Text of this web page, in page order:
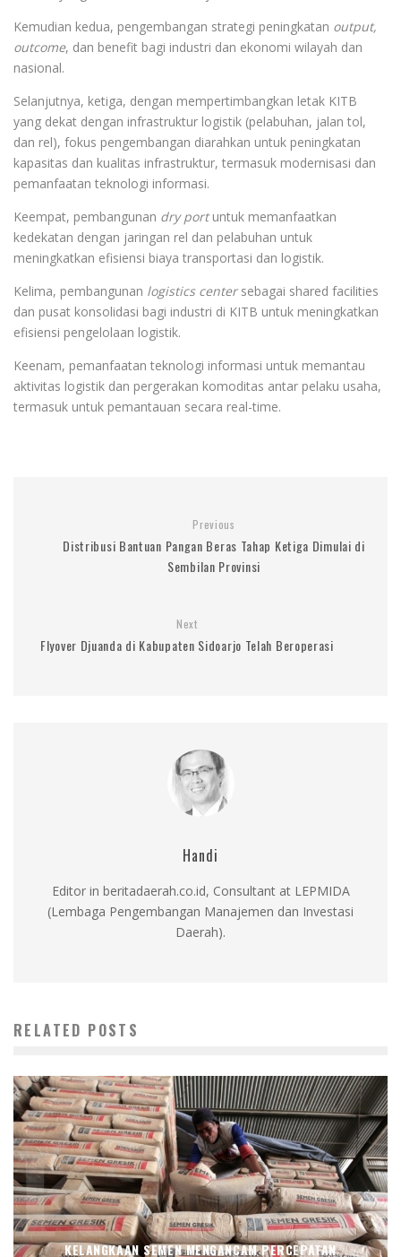
Kemudian kedua, pengembangan strategi peningkatan output,
outcome, dan benefit bagi industri dan ekonomi wilayah dan
nasional.
Selanjutnya, ketiga, dengan mempertimbangkan letak KITB
yang dekat dengan infrastruktur logistik (pelabuhan, jalan tol,
dan rel), fokus pengembangan diarahkan untuk peningkatan
kapasitas dan kualitas infrastruktur, termasuk modernisasi dan
pemanfaatan teknologi informasi.
Keempat, pembangunan dry portuntuk memanfaatkan
kedekatan dengan jaringan rel dan pelabuhan untuk
meningkatkan efisiensi biaya transportasi dan logistik.
Kelima, pembangunan logistics centersebagai shared facilities
dan pusat konsolidasi bagi industri di KITB untuk meningkatkan
efisiensi pengelolaan logistik.
Keenam, pemanfaatan teknologi informasi untuk memantau
aktivitas logistik dan pergerakan komoditas antar pelaku usaha,
termasuk untuk pemantauan secara real-time.
Previous
Distribusi Bantuan Pangan Beras Tahap Ketiga Dimulai di
Sembilan Provinsi
Next
Flyover Djuanda di Kabupaten Sidoarjo Telah Beroperasi
Handi
Editor in beritadaerah.co.id, Consultant at LEPMIDA
(Lembaga Pengembangan Manajemen dan Investasi
Daerah).
RELATED POSTS
KELANGKAAN SEMEN MENGANCAM PERCEPATAN